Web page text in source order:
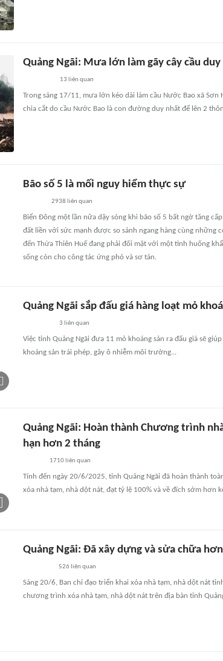
Quảng Ngãi: Mưa lớn làm gãy cây cầu
13 liên quan
Trong sáng 17/11, mưa lớn kéo dài làm cầu Nước Bao xã Sơn
chia cắt do cầu Nước Bao là con đường duy nhất để lên 2
Bão số 5 là mối nguy hiểm thực sự
2938 liên quan
Biển Đông một lần nữa dậy sóng khi bão số 5 bất ngờ tăng
đất liền với sức mạnh được so sánh ngang hàng cùng những
đến Thừa Thiên Huế đang phải đối mặt với một tình huống
sống còn cho công tác ứng phó và sơ tán.
Quảng Ngãi sắp đấu giá hàng loạt mỏ
3 liên quan
Việc tỉnh Quảng Ngãi đưa 11 mỏ khoáng sản ra đấu giá sẽ
khoáng sản trái phép, gây ô nhiễm môi trường...
Quảng Ngãi: Hoàn thành Chương trình
hạn hơn 2 tháng
1710liên quan
Tính đến ngày 20/6/2025, tỉnh Quảng Ngãi đã hoàn thành
xóa nhà tạm, nhà dột nát, đạt tỷ lệ 100% và về đích sớm hơn
Quảng Ngãi: Đã xây dựng và sửa chữa
526 liên quan
Sáng 20/6, Ban chỉ đạo triển khai xóa nhà tạm, nhà dột nát
chương trình xóa nhà tạm, nhà dột nát trên địa bàn tỉnh